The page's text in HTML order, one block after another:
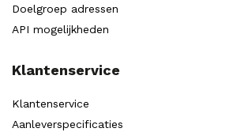
Doelgroep adressen
API mogelijkheden
Klantenservice
Klantenservice
Aanleverspecificaties